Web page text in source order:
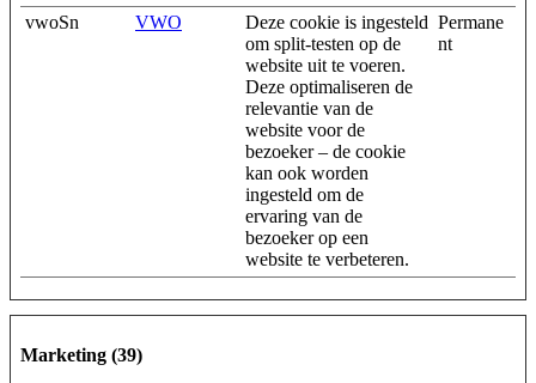
vwoSn VWO
Deze cookie is ingesteld
om split-testen op de
website uit te voeren.
Deze optimaliseren de
relevantie van de
website voor de
bezoeker – de cookie
kan ook worden
ingesteld om de
ervaring van de
bezoeker op een
website te verbeteren.
Permane
nt
Marketing (39)